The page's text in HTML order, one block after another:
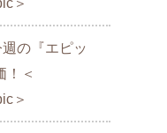
の『エピッ
！＜
＞